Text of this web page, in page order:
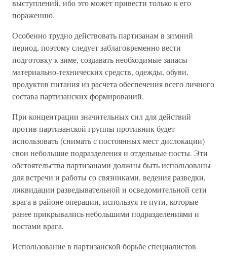
выступлений, ибо это может привести только к его
поражению.
Особенно трудно действовать партизанам в зимний
период, поэтому следует заблаговременно вести
подготовку к зиме, создавать необходимые запасы
материально-технических средств, одежды, обуви,
продуктов питания из расчета обеспечения всего личного
состава партизанских формирований.
При концентрации значительных сил для действий
против партизанской группы противник будет
использовать (снимать с постоянных мест дислокации)
свои небольшие подразделения и отдельные посты. Эти
обстоятельства партизанами должны быть использованы
для встречи и работы со связниками, ведения разведки,
ликвидации разведывательной и осведомительной сети
врага в районе операции, используя те пути, которые
ранее прикрывались небольшими подразделениями и
постами врага.
Использование в партизанской борьбе специалистов